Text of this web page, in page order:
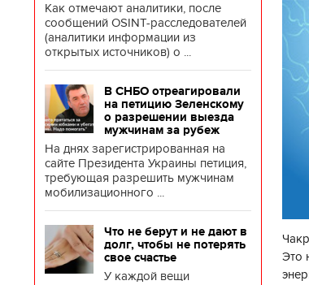
Как отмечают аналитики, после
сообщений OSINT-расследователей
(аналитики информации из
открытых источников) о ...
В СНБО отреагировали
на петицию Зеленскому
о разрешении выезда
мужчинам за рубеж
На днях зарегистрированная на
сайте Президента Украины петиция,
требующая разрешить мужчинам
мобилизационного ...
Что не берут и не дают в
долг, чтобы не потерять
свое счастье
У каждой вещи
Это